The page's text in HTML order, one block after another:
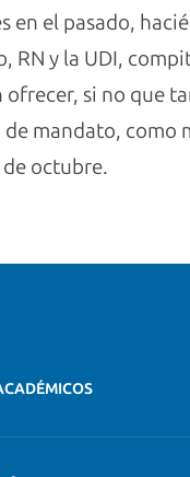
en el pasado,
RN y la UDI,
si no que
mandato,
octubre.